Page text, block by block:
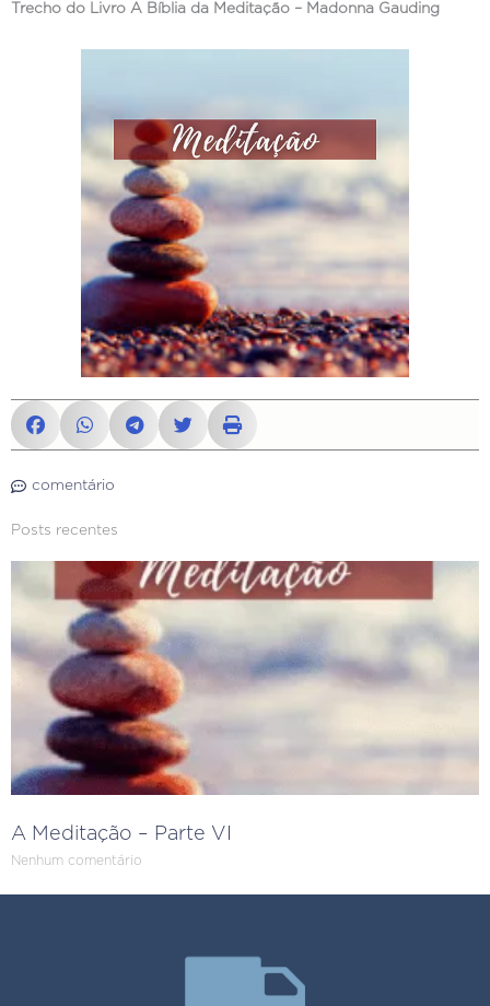
Trecho do Livro A Bíblia da Meditação – Madonna Gauding
comentário
Posts recentes
A Meditação – Parte VI
Nenhum comentário